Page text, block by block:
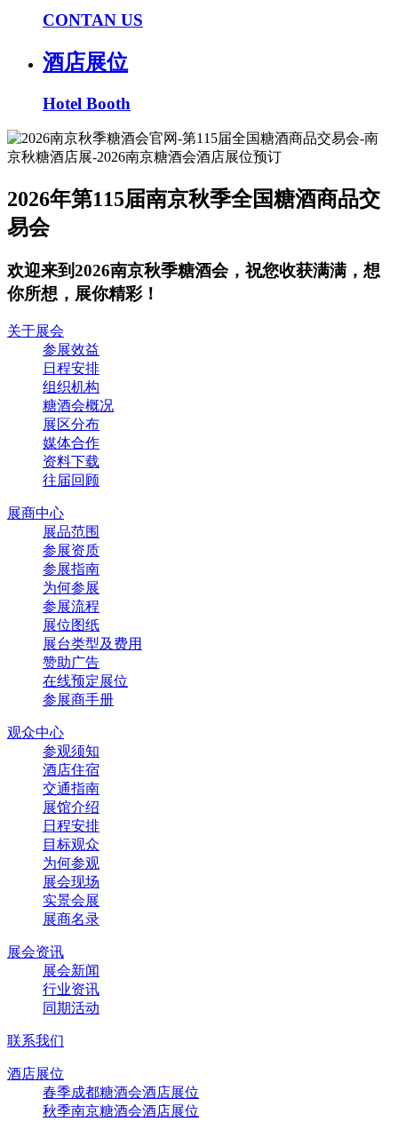
CONTAN US
酒店展位
Hotel Booth
2026年第115届南京秋季全国糖酒商品交
易会
欢迎来到2026南京秋季糖酒会，祝您收获满满，想
你所想，展你精彩！
关于展会
参展效益
日程安排
组织机构
糖酒会概况
展区分布
媒体合作
资料下载
往届回顾
展商中心
展品范围
参展资质
参展指南
为何参展
参展流程
展位图纸
展台类型及费用
赞助广告
在线预定展位
参展商手册
观众中心
参观须知
酒店住宿
交通指南
展馆介绍
日程安排
目标观众
为何参观
展会现场
实景会展
展商名录
展会资讯
展会新闻
行业资讯
同期活动
联系我们
酒店展位
春季成都糖酒会酒店展位
秋季南京糖酒会酒店展位